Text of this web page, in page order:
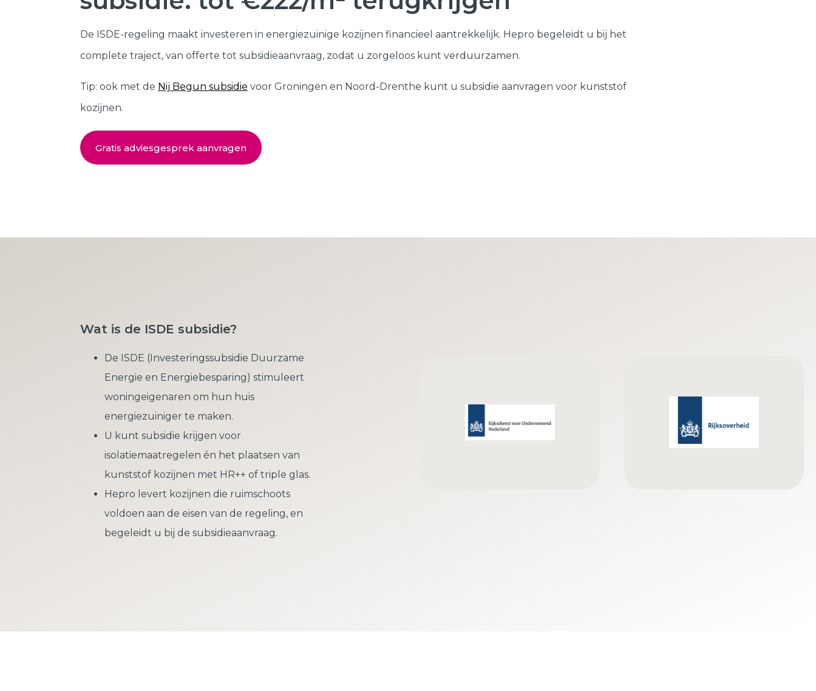
De ISDE-regeling maakt investeren in energiezuinige kozijnen financieel aantrekkelijk. Hepro begeleidt u bij het
complete traject, van offerte tot subsidieaanvraag, zodat u zorgeloos kunt verduurzamen.
Tip: ook met de Nij Begun subsidie voor Groningen en Noord-Drenthe kunt u subsidie aanvragen voor kunststof
kozijnen.
Gratis adviesgesprek aanvragen
Wat is de ISDE subsidie?
De ISDE (Investeringssubsidie Duurzame
Energie en Energiebesparing) stimuleert
woningeigenaren om hun huis
energiezuiniger te maken.
U kunt subsidie krijgen voor
isolatiemaatregelen én het plaatsen van
kunststof kozijnen met HR++ of triple glas.
Hepro levert kozijnen die ruimschoots
voldoen aan de eisen van de regeling, en
begeleidt u bij de subsidieaanvraag.
Samenstellen Samenstellen Samenstellen
SHOWROOM BEZOEKEN